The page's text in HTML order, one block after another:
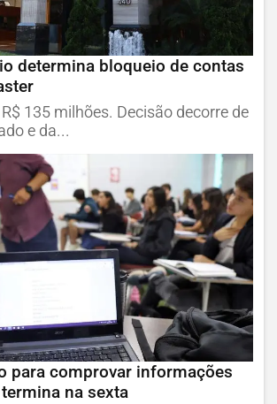
determina bloqueio de contas
135 milhões. Decisão decorre de
e da...
para comprovar informações
na sexta